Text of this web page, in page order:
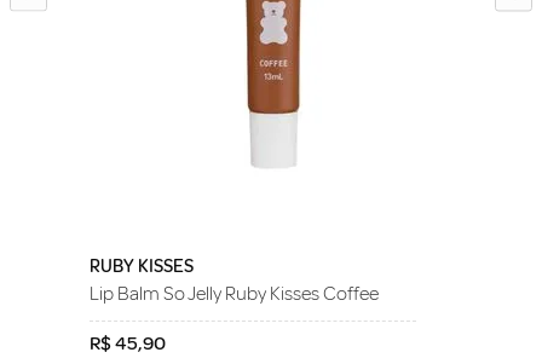
RUBY KISSES
Lip Balm So Jelly Ruby Kisses Coffee
R$45,90